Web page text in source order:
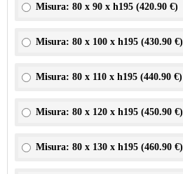
Misura: 80 x 90 x h195 (420.90 €)
Misura: 80 x 100 x h195 (430.90 €)
Misura: 80 x 110 x h195 (440.90 €)
Misura: 80 x 120 x h195 (450.90 €)
Misura: 80 x 130 x h195 (460.90 €)